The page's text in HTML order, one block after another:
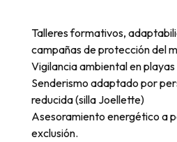
Talleres formativos,
campañas de protección del
Vigilancia ambiental en
Senderismo adaptado por
reducida (silla Joellette)
Asesoramiento energético a
exclusión.